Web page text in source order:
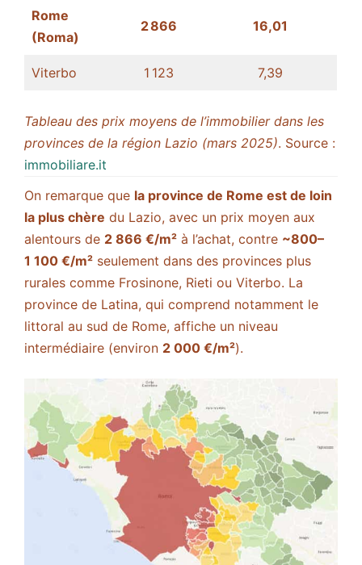
Rome
(Roma)
2 866 16,01​
Viterbo 1 123 7,39
Tableau des prix moyens de l’immobilier dans les
provinces de la région Lazio (mars 2025). Source :
immobiliare.it
On remarque que la province de Rome est de loin
la plus chère du Lazio, avec un prix moyen aux
alentours de 2 866 €/m² à l’achat, contre ~800–
1 100 €/m² seulement dans des provinces plus
rurales comme Frosinone, Rieti ou Viterbo. La
province de Latina, qui comprend notamment le
littoral au sud de Rome, affiche un niveau
intermédiaire (environ 2 000 €/m²).